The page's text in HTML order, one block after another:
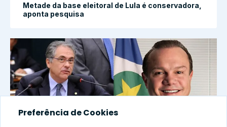
Metade da base eleitoral de Lula é conservadora,
aponta pesquisa
Preferência de Cookies